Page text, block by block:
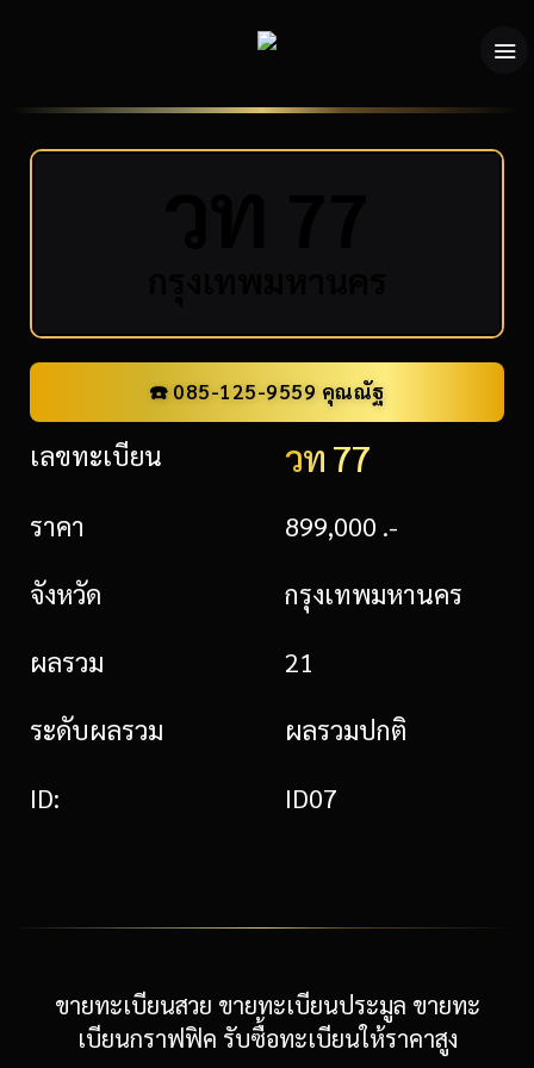
☎️ 085-125-9559 คุณณัฐ
เลขทะเบียน วท 77
ราคา 899,000 .-
จังหวัด กรุงเทพมหานคร
ผลรวม 21
ระดับผลรวม ผลรวมปกติ
ID: ID07
ขายทะเบียนสวย ขายทะเบียนประมูล ขายทะ
เบียนกราฟฟิค รับซื้อทะเบียนให้ราคาสูง